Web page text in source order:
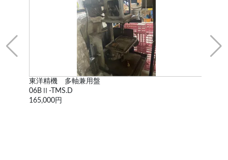
東洋精機 多軸兼用盤
06BⅡ-TMS.D
165,000円